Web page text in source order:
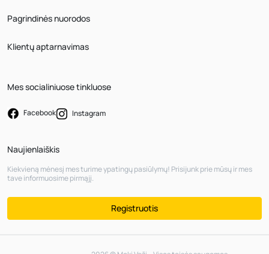
Pagrindinės nuorodos
Klientų aptarnavimas
Mes socialiniuose tinkluose
Facebook Instagram
Naujienlaiškis
Kiekvieną mėnesį mes turime ypatingų pasiūlymų! Prisijunk prie mūsų ir mes
tave informuosime pirmąjį.
Registruotis